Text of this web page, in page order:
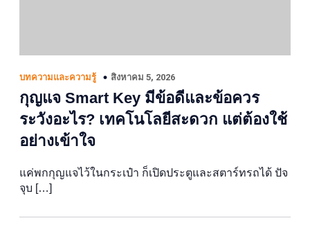
บทความและความรู้ สิงหาคม 5, 2026
กุญแจ Smart Key มีข้อดีและข้อควร
ระวังอะไร? เทคโนโลยีสะดวก แต่ต้องใช้
อย่างเข้าใจ
แค่พกกุญแจไว้ในกระเป๋า ก็เปิดประตูและสตาร์ทรถได้ ปัจ
จุบ […]